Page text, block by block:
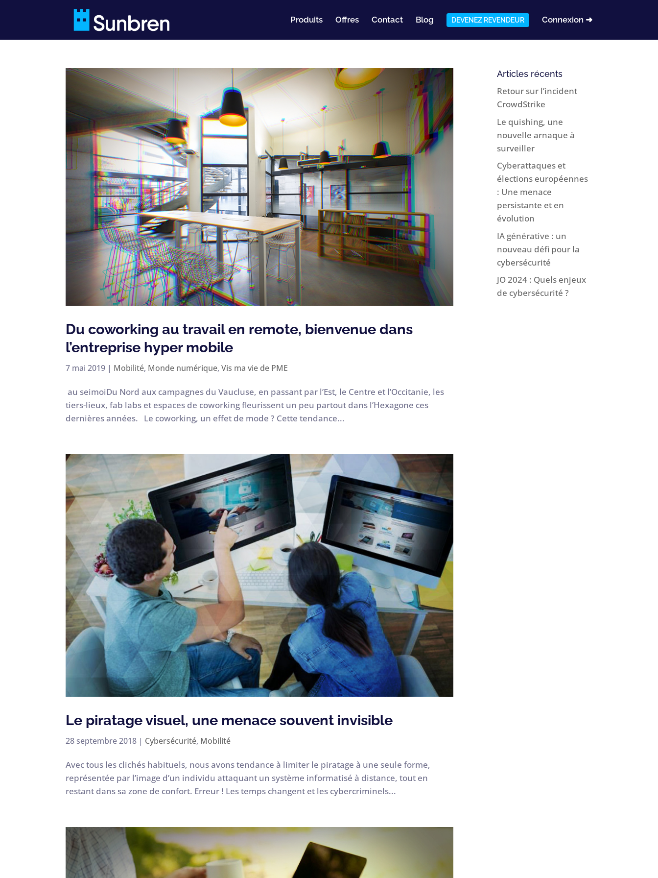
Produits Offres Contact Blog DEVENEZ REVENDEUR Connexion ➜
Du coworking au travail en remote, bienvenue dans
l’entreprise hyper mobile
7 mai 2019 | Mobilité, Monde numérique,Vis ma vie de PME
au seimoiDu Nord aux campagnes du Vaucluse, en passant par l’Est, le Centre et l’Occitanie, les
tiers-lieux, fab labs et espaces de coworking fleurissent un peu partout dans l’Hexagone ces
dernières années. Le coworking, un effet de mode ? Cette tendance...
Le piratage visuel, une menace souvent invisible
28 septembre 2018 | Cybersécurité, Mobilité
Avec tous les clichés habituels, nous avons tendance à limiter le piratage à une seule forme,
représentée par l’image d’un individu attaquant un système informatisé à distance, tout en
restant dans sa zone de confort. Erreur ! Les temps changent et les cybercriminels...
Articles récents
Retour sur l’incident
CrowdStrike
Le quishing, une
nouvelle arnaque à
surveiller
Cyberattaques et
élections européennes
: Une menace
persistante et en
évolution
IA générative : un
nouveau défi pour la
cybersécurité
JO 2024 : Quels enjeux
de cybersécurité ?